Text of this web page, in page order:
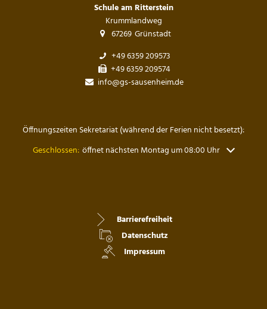
Schule am Ritterstein
Krummlandweg
67269 Grünstadt
+49 6359 209573
+49 6359 209574
info@gs-sausenheim.de
Öffnungszeiten Sekretariat (während der Ferien nicht besetzt):
Klicken, um weitere Öffnungs- oder Schließzeiten auszublenden
Geschlossen: öffnet nächsten Montag um 08:00 Uhr
Barrierefreiheit
Datenschutz
Impressum